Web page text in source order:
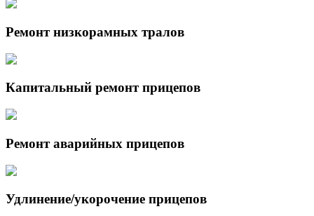
Ремонт низкорамных тралов
Капитальный ремонт прицепов
Ремонт аварийных прицепов
Удлинение/укорочение прицепов